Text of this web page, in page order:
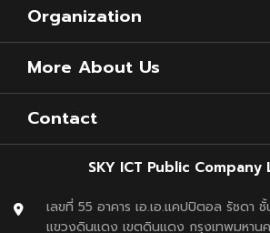
Organization
More About Us
Contact
SKY ICT Public Company
เลขที่ 55 อาคาร เอ.เอ.แคปปิตอล รัชดา
แขวงดินแดง เขตดินแดง กรุงเทพมหาน